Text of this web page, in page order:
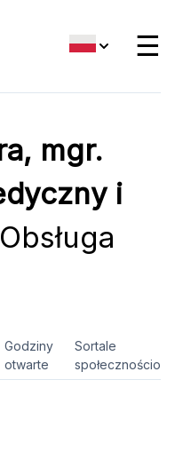
☰
mgr.
i
Godziny
otwarte
Sortale